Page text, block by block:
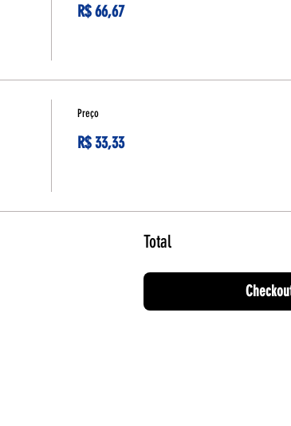
R$ 66,67
Preço
R$ 33,33
Total